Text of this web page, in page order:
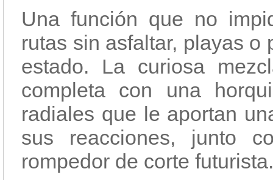
Una función que no
rutas sin asfaltar, playas o
estado. La curiosa
completa con una
radiales que le aportan
sus reacciones, junto
rompedor de corte futurista.